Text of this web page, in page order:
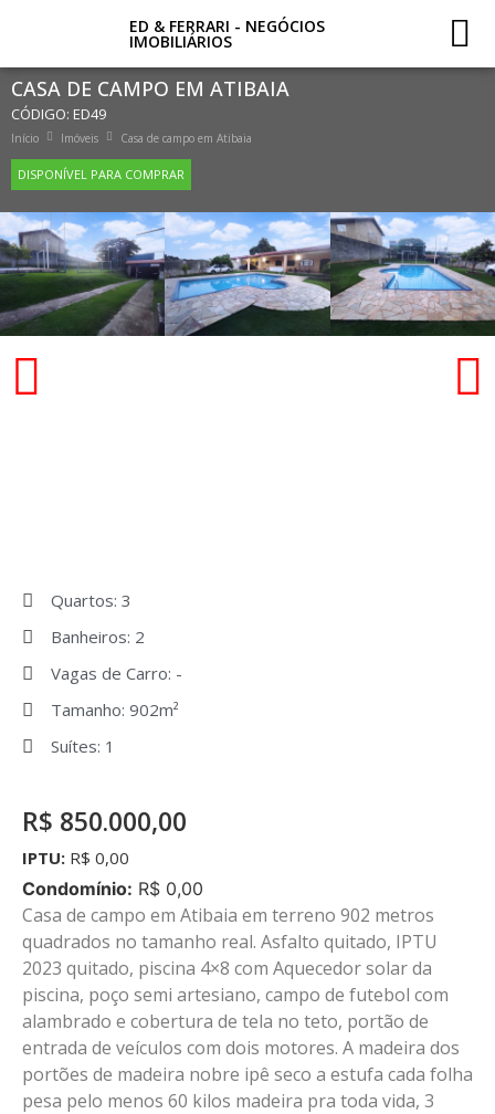
ED & FERRARI - NEGÓCIOS
IMOBILIÁRIOS
CASA DE CAMPO EM ATIBAIA
CÓDIGO: ED49
Início Imóveis Casa de campo em Atibaia
DISPONÍVEL PARA COMPRAR
Quartos: 3
Banheiros: 2
Vagas de Carro: -
Tamanho: 902m²
Suítes: 1
R$ 850.000,00
IPTU: R$ 0,00
Condomínio: R$ 0,00
Casa de campo em Atibaia em terreno 902 metros
quadrados no tamanho real. Asfalto quitado, IPTU
2023 quitado, piscina 4×8 com Aquecedor solar da
piscina, poço semi artesiano, campo de futebol com
alambrado e cobertura de tela no teto, portão de
entrada de veículos com dois motores. A madeira dos
portões de madeira nobre ipê seco a estufa cada folha
pesa pelo menos 60 kilos madeira pra toda vida, 3